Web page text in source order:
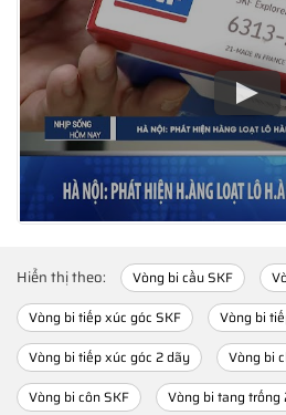
Hiển thị theo: Vòng bi cầu SKF
Vòng bi tiếp xúc góc SKF
Vòng bi
Vòng bi tiếp xúc góc 2 dãy
Vòng bi
Vòng bi côn SKF
Vòng bi tang trống